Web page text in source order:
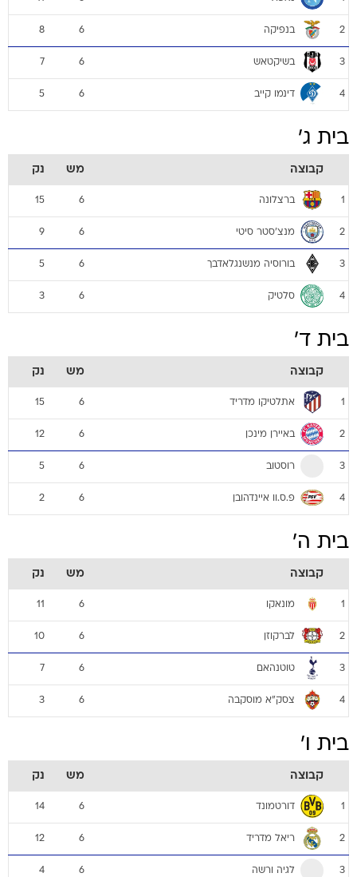
2 בנפיקה 6
8
3 בשיקטאש 6
7
4 דינמו קייב 6
5
בית ג'
קבוצה מש נק
1 ברצלונה 6
15
2 מנצ'סטר סיטי 6
9
3 בורוסיה מנשנגלאדבך 6
5
4 סלטיק 6
3
בית ד'
קבוצה מש נק
1 אתלטיקו מדריד 6
15
2 באיירן מינכן 6
12
3 רוסטוב 6
5
4 פ.ס.וו איינדהובן 6
2
בית ה'
קבוצה מש נק
1 מונאקו 6
11
2 לברקוזן 6
10
3 טוטנהאם 6
7
4 צסק"א מוסקבה 6
3
בית ו'
קבוצה מש נק
1 דורטמונד 6
14
2 ריאל מדריד 6
12
3 לגיה ורשה 6
4